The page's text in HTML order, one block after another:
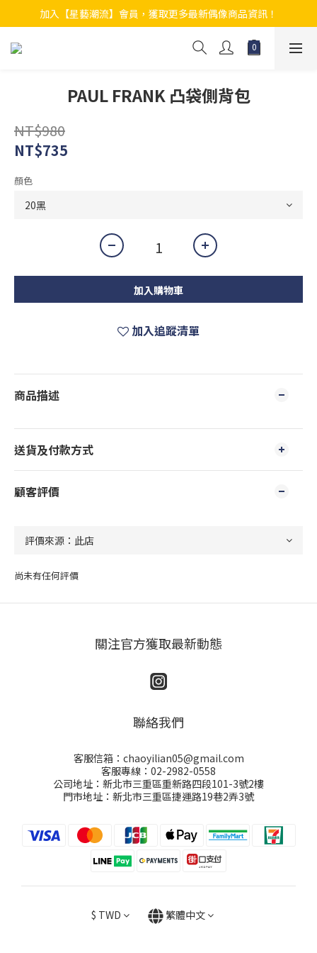
加入【星藝潮流】會員，獲取更多最新偶像商品資訊！
PAUL FRANK 凸袋側背包
NT$980
NT$735
顏色
加入購物車
加入追蹤清單
商品描述
送貨及付款方式
顧客評價
尚未有任何評價
關注官方獲取最新動態
聯絡我們
客服信箱：chaoyilian05@gmail.com
客服專線：02-2982-0558
公司地址：新北市三重區重新路四段101-3號2樓
門市地址：新北市三重區捷運路19巷2弄3號
$ TWD 繁體中文